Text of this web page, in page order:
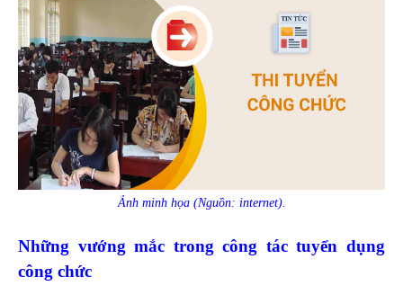
Ảnh minh họa (Nguồn: internet).
Những vướng mắc trong công tác tuyển dụng
công chức